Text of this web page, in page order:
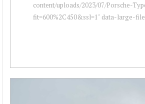
content/uploads/2023/07/Porsche-
fit=600%2C450&ssl=1" data-large-